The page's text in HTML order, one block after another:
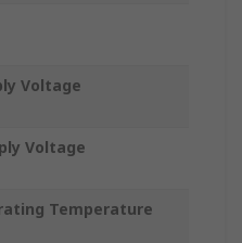
Voltage
Voltage
Temperature